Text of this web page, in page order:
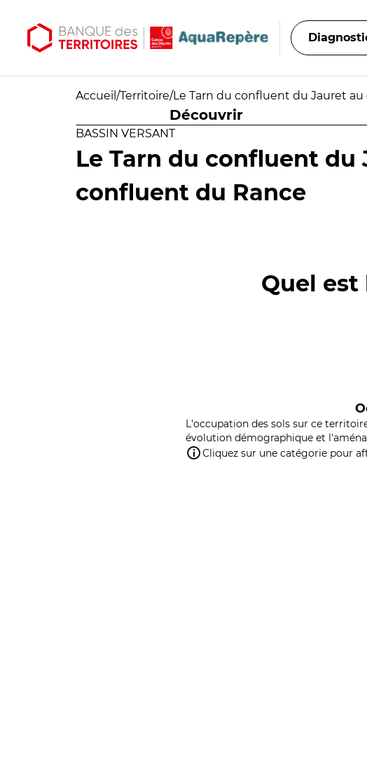
Accueil /Territoire/Le Tarn du confluent du Jauret
Découvrir
BASSIN VERSANT
Le Tarn du confluent du
confluent du Rance
Quel
L'occupation des sols sur ce
évolution démographique et
Cliquez sur une catégorie pour